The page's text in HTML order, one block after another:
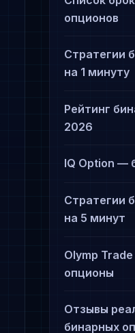
опционов
Стратегии
на 1 минуту
Рейтинг
2026
IQ Option —
Стратегии
на 5 минут
Olymp
опционы
Отзывы
бинарных